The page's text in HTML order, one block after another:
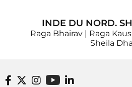
INDE DU NORD.
Raga Bhairav | Raga
Sheila